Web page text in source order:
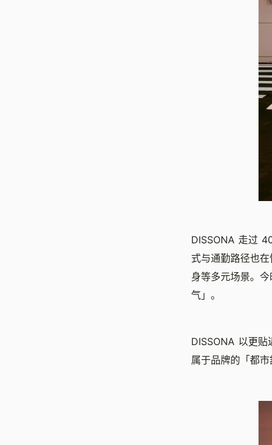
DISSONA 走过
式与通勤路径也
身等多元场景。
气」。
DISSONA 以更贴
属于品牌的「都